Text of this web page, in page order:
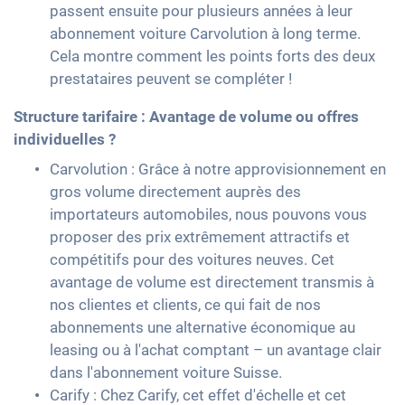
passent ensuite pour plusieurs années à leur
abonnement voiture Carvolution à long terme.
Cela montre comment les points forts des deux
prestataires peuvent se compléter !
Structure tarifaire : Avantage de volume ou offres
individuelles ?
Carvolution : Grâce à notre approvisionnement en
gros volume directement auprès des
importateurs automobiles, nous pouvons vous
proposer des prix extrêmement attractifs et
compétitifs pour des voitures neuves. Cet
avantage de volume est directement transmis à
nos clientes et clients, ce qui fait de nos
abonnements une alternative économique au
leasing ou à l'achat comptant – un avantage clair
dans l'abonnement voiture Suisse.
Carify : Chez Carify, cet effet d'échelle et cet